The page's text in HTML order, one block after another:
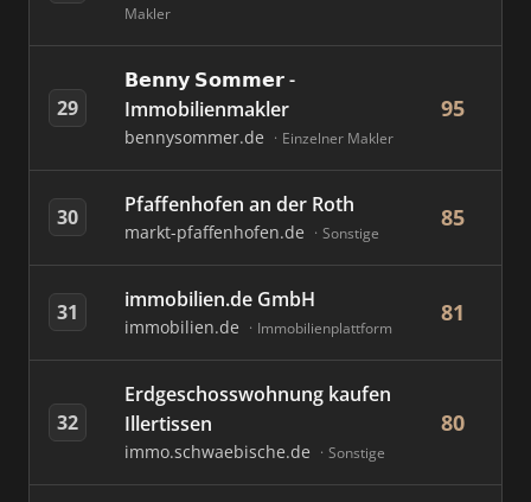
Makler
29
𝗕𝗲𝗻𝗻𝘆 𝗦𝗼𝗺𝗺𝗲𝗿 -
Immobilienmakler
bennysommer.de Einzelner Makler
95
30 Pfaffenhofen an der Roth
markt-pfaffenhofen.de Sonstige
85
31 immobilien.de GmbH
immobilien.de Immobilienplattform
81
32
Erdgeschosswohnung kaufen
Illertissen
immo.schwaebische.de Sonstige
80